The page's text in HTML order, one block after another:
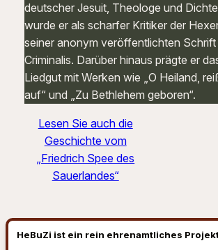
deutscher Jesuit, Theologe und
wurde er als scharfer Kritiker der
seiner anonym veröffentlichten Schrift
Criminalis. Darüber hinaus prägte er
Liedgut mit Werken wie „O Heiland,
auf“ und „Zu Bethlehem geboren“.
Lesen Sie auch die
Geschichte vom
„Friedrich Spee des
Sauerlandes“
HeBuZi ist ein rein ehrenamtliches